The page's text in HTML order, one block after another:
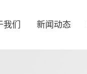
们 新闻动态